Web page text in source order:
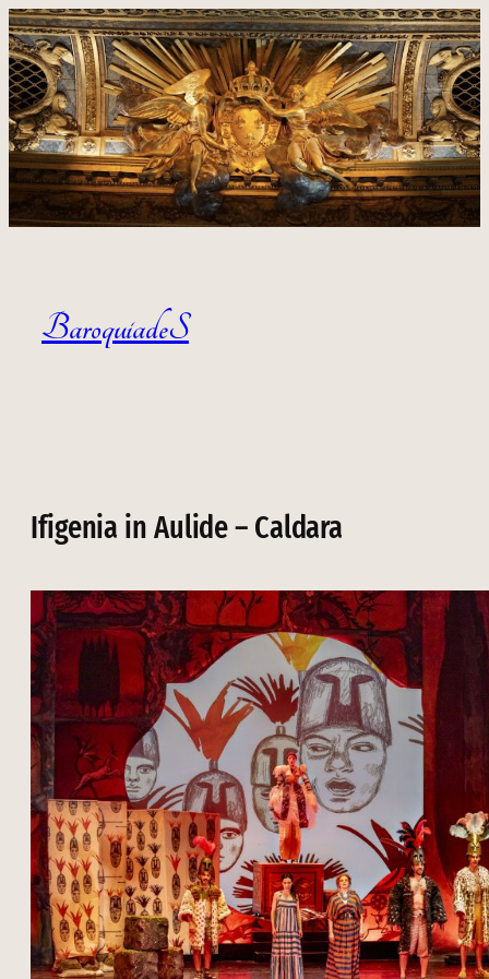
Aller au contenu
BaroquiadeS
Ifigenia in Aulide – Caldara